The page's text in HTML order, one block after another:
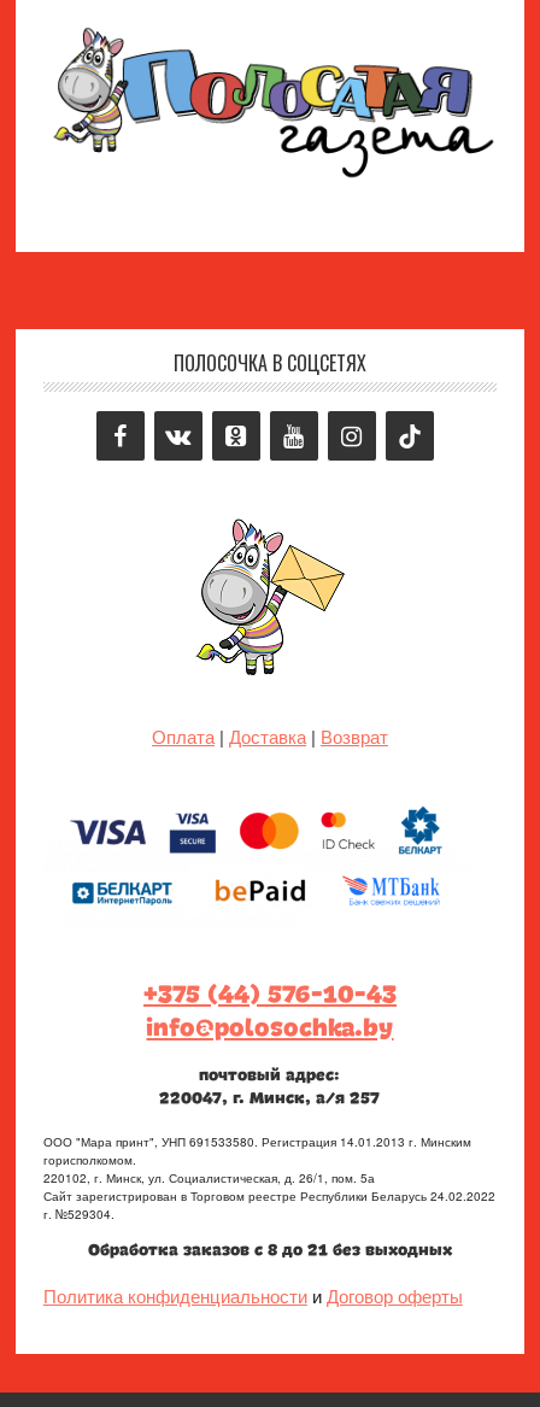
ПОЛОСОЧКА В СОЦСЕТЯХ
Оплата| Доставка| Возврат
+375 (44) 576-10-43
info@polosochka.by
почтовый адрес:
220047, г. Минск, а/я 257
ООО "Мара принт", УНП 691533580. Регистрация 14.01.2013 г. Минским
горисполкомом.
220102, г. Минск, ул. Социалистическая, д. 26/1, пом. 5а
Сайт зарегистрирован в Торговом реестре Республики Беларусь 24.02.2022
г. №529304.
Обработка заказов с 8 до 21 без выходных
Политика конфиденциальностииДоговор оферты